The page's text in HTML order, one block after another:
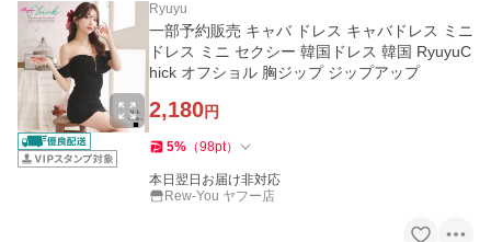
Ryuyu
一部予約販売 キャバ ドレス キャバドレス ミニ
ドレス ミニ セクシー 韓国ドレス 韓国 RyuyuC
hick オフショル 胸ジップ ジップアップ
2,180円
5% （98pt）
本日翌日お届け非対応
Rew-You ヤフー店